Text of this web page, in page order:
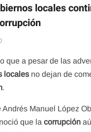
locales
que a pesar de las
locales no dejan de
.
Andrés Manuel López
que lacorrupción